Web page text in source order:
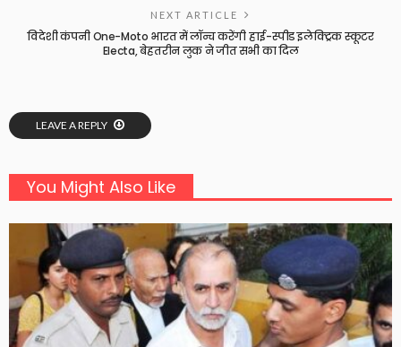
NEXT ARTICLE
विदेशी कंपनी One-Moto भारत में लॉन्च करेंगी हाई-स्पीड इलेक्ट्रिक स्कूटर
Electa, बेहतरीन लुक ने जीत सभी का दिल
LEAVE A REPLY
You Might Also Like